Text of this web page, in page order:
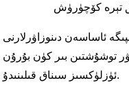
تېرە كۆچۈرۈش
ئاساسەن دىنوزاۋرلارنى
توشۇشتىن بىر كۈن بۇرۇن
ئۈزلۈكسىز سىناق قىلىنىدۇ.